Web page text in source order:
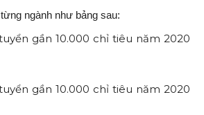
từng ngành như bảng sau: